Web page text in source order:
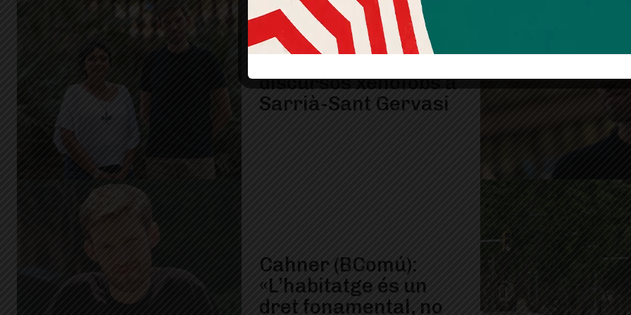
Ofensiva de BComú
per aturar els
discursos xenòfobs a
Sarrià-Sant Gervasi
Cahner (BComú):
«L’habitatge és un
dret fonamental, no